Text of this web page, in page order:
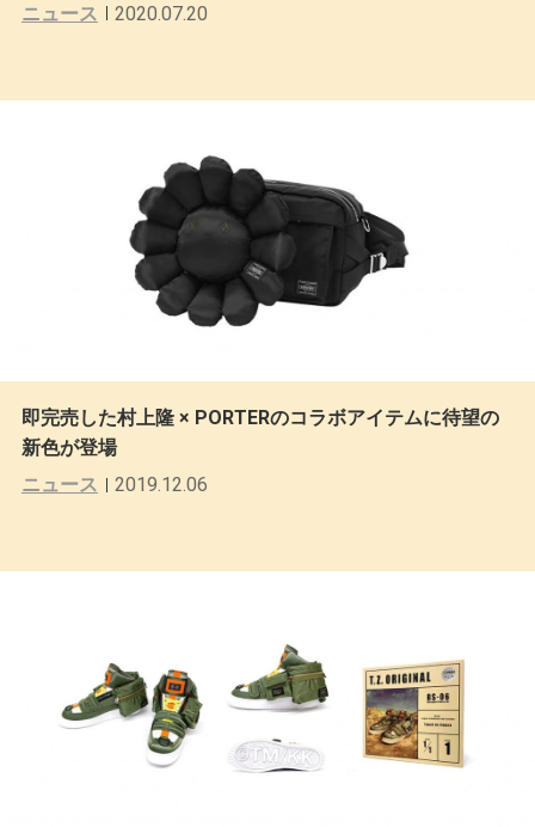
ニュース
2020.07.20
即完売した村上隆 × PORTERのコラボアイテムに待望の
新色が登場
ニュース
2019.12.06